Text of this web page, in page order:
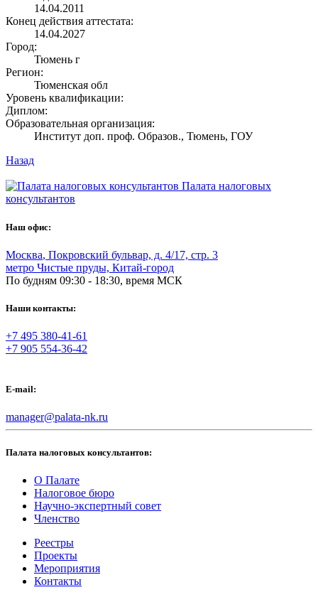
14.04.2011
Конец действия аттестата:
14.04.2027
Город:
Тюмень г
Регион:
Тюменская обл
Уровень квалификации:
Диплом:
Образовательная организация:
Институт доп. проф. Образов., Тюмень, ГОУ
Назад
Палата налоговых
консультантов
Наш офис:
Москва, Покровский бульвар, д. 4/17, стр. 3
метро Чистые пруды, Китай-город
По будням 09:30 - 18:30, время МСК
Наши контакты:
+7 495 380-41-61
+7 905 554-36-42
E-mail:
manager@palata-nk.ru
Палата налоговых консультантов:
О Палате
Налоговое бюро
Научно-экспертный совет
Членство
Реестры
Проекты
Мероприятия
Контакты